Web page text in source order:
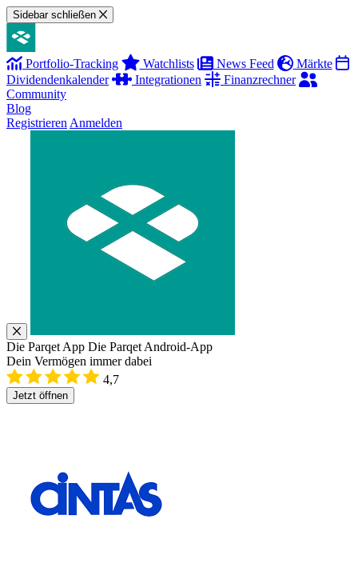
Sidebar schließen
Portfolio-Tracking Watchlists News Feed
Märkte
Dividendenkalender
Integrationen
Finanzrechner
Community
Blog
Registrieren Anmelden
Die Parqet App Die Parqet Android-App
Dein Vermögen immer dabei
4,7
Jetzt öffnen